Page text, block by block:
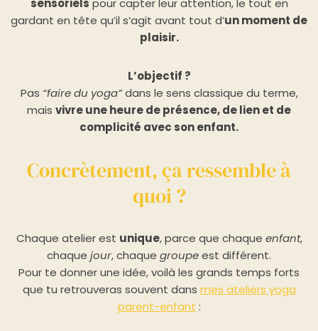
gardant en tête qu’il s’agit avant tout d’un moment de
plaisir.
L’objectif ?
Pas “faire du yoga”dans le sens classique du terme,
mais vivre une heure de présence, de lien et de
complicité avec son enfant.
Concrètement, ça ressemble à
quoi ?
Chaque atelier est unique, parce que chaque enfant,
chaque jour, chaque groupeest différent.
Pour te donner une idée, voilà les grands temps forts
que tu retrouveras souvent dans mes ateliers yoga
parent-enfant :